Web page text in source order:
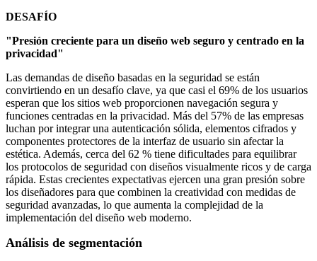
DESAFÍO
"Presión creciente para un diseño web seguro y centrado en la
privacidad"
Las demandas de diseño basadas en la seguridad se están
convirtiendo en un desafío clave, ya que casi el 69% de los usuarios
esperan que los sitios web proporcionen navegación segura y
funciones centradas en la privacidad. Más del 57% de las empresas
luchan por integrar una autenticación sólida, elementos cifrados y
componentes protectores de la interfaz de usuario sin afectar la
estética. Además, cerca del 62 % tiene dificultades para equilibrar
los protocolos de seguridad con diseños visualmente ricos y de carga
rápida. Estas crecientes expectativas ejercen una gran presión sobre
los diseñadores para que combinen la creatividad con medidas de
seguridad avanzadas, lo que aumenta la complejidad de la
implementación del diseño web moderno.
Análisis de segmentación